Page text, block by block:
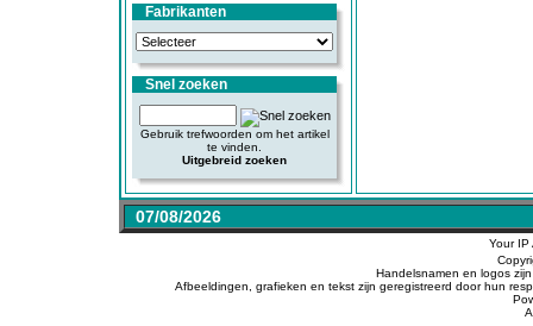
Fabrikanten
Snel zoeken
Gebruik trefwoorden om het artikel
te vinden.
Uitgebreid zoeken
07/08/2026
Your IP
Handelsnamen en logos
Afbeeldingen, grafieken en tekst zijn geregistreerd door hun